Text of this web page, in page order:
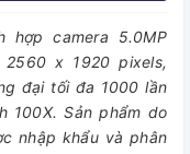
hợp camera 5.0MP
2560 x 1920 pixels,
đại tối đa 1000 lần
100X. Sản phẩm do
nhập khẩu và phân